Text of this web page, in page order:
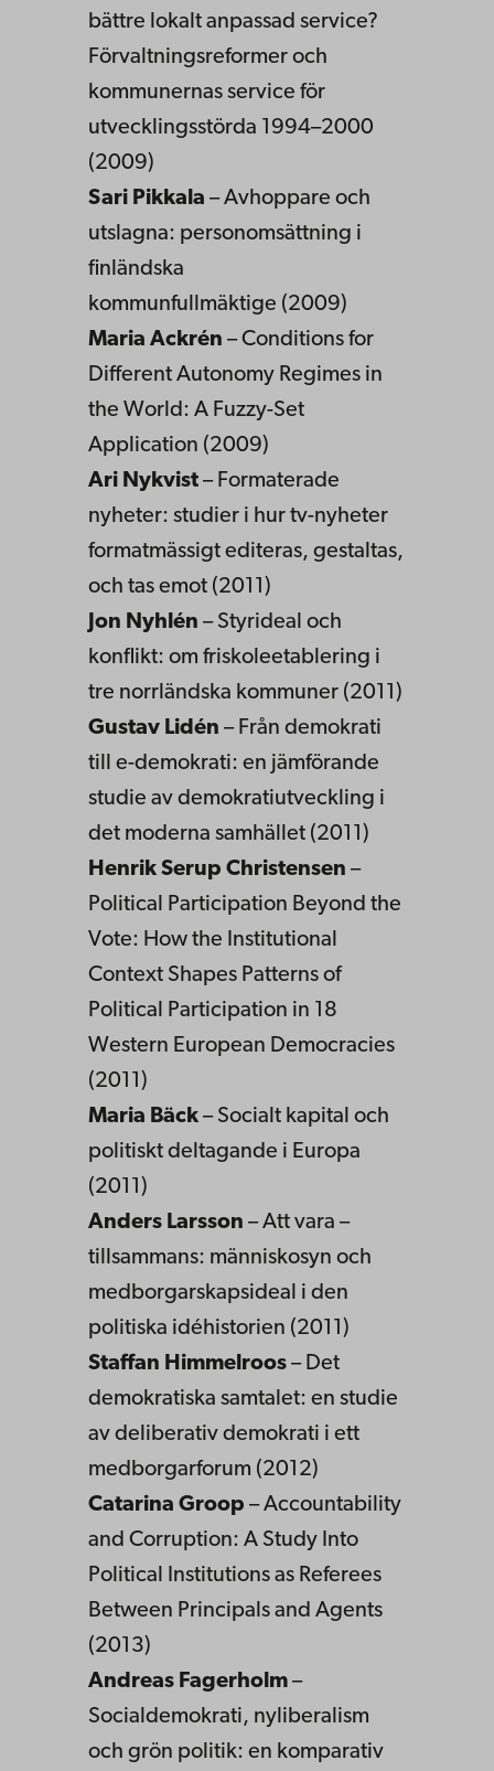
bättre lokalt anpassad service?
Förvaltningsreformer och
kommunernas service för
utvecklingsstörda 1994–2000
(2009)
Sari Pikkala – Avhoppare och
utslagna: personomsättning i
finländska
kommunfullmäktige (2009)
Maria Ackrén – Conditions for
Different Autonomy Regimes in
the World: A Fuzzy-Set
Application (2009)
Ari Nykvist – Formaterade
nyheter: studier i hur tv-nyheter
formatmässigt editeras, gestaltas,
och tas emot (2011)
Jon Nyhlén – Styrideal och
konflikt: om friskoleetablering i
tre norrländska kommuner (2011)
Gustav Lidén – Från demokrati
till e-demokrati: en jämförande
studie av demokratiutveckling i
det moderna samhället (2011)
Henrik Serup Christensen –
Political Participation Beyond the
Vote: How the Institutional
Context Shapes Patterns of
Political Participation in 18
Western European Democracies
(2011)
Maria Bäck – Socialt kapital och
politiskt deltagande i Europa
(2011)
Anders Larsson – Att vara –
tillsammans: människosyn och
medborgarskapsideal i den
politiska idéhistorien (2011)
Staffan Himmelroos – Det
demokratiska samtalet: en studie
av deliberativ demokrati i ett
medborgarforum (2012)
Catarina Groop – Accountability
and Corruption: A Study Into
Political Institutions as Referees
Between Principals and Agents
(2013)
Andreas Fagerholm –
Socialdemokrati, nyliberalism
och grön politik: en komparativ